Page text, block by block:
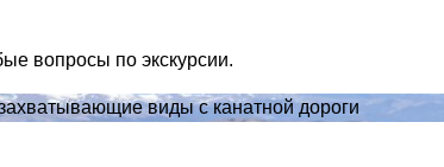
вопросы по экскурсии.
виды с канатной дороги